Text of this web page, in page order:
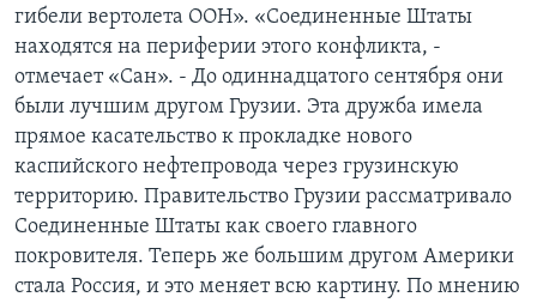
гибели вертолета ООН». «Соединенные Штаты
находятся на периферии этого конфликта, -
отмечает «Сан». - До одиннадцатого сентября они
были лучшим другом Грузии. Эта дружба имела
прямое касательство к прокладке нового
каспийского нефтепровода через грузинскую
территорию. Правительство Грузии рассматривало
Соединенные Штаты как своего главного
покровителя. Теперь же большим другом Америки
стала Россия, и это меняет всю картину. По мнению